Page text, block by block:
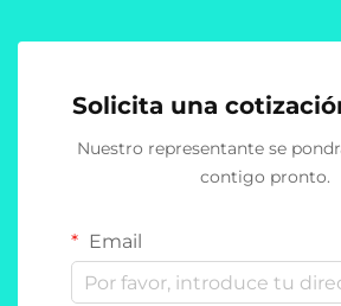
Solicita una
Nuestro representante se
contigo pronto.
Email